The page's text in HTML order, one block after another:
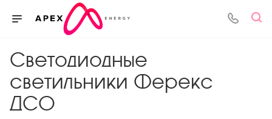
Светодиодные
светильники Ферекс
ДСО